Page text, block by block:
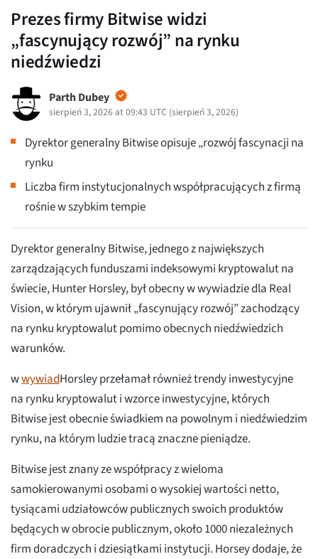
Prezes firmy Bitwise widzi
„fascynujący rozwój” na rynku
niedźwiedzi
Parth Dubey
sierpień 3, 2026 at 09:43 UTC (sierpień 3, 2026)
Dyrektor generalny Bitwise opisuje „rozwój fascynacji na
rynku
Liczba firm instytucjonalnych współpracujących z firmą
rośnie w szybkim tempie
Dyrektor generalny Bitwise, jednego z największych
zarządzających funduszami indeksowymi kryptowalut na
świecie, Hunter Horsley, był obecny w wywiadzie dla Real
Vision, w którym ujawnił „fascynujący rozwój” zachodzący
na rynku kryptowalut pomimo obecnych niedźwiedzich
warunków.
wwywiadHorsley przełamał również trendy inwestycyjne
na rynku kryptowalut i wzorce inwestycyjne, których
Bitwise jest obecnie świadkiem na powolnym i niedźwiedzim
rynku, na którym ludzie tracą znaczne pieniądze.
Bitwise jest znany ze współpracy z wieloma
samokierowanymi osobami o wysokiej wartości netto,
tysiącami udziałowców publicznych swoich produktów
będących w obrocie publicznym, około 1000 niezależnych
firm doradczych i dziesiątkami instytucji. Horsey dodaje, że